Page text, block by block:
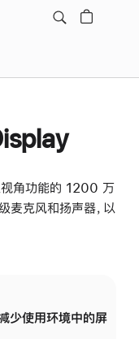
角功能的 1200 万
克风和扬声器，以
少使用环境中的屏